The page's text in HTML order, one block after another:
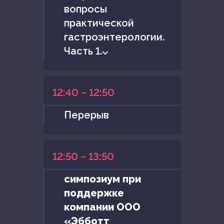
вопросы
практической
гастроэнтерологии.
Часть 1.⌵
12:40 – 12:50
Перерыв
12:50 – 13:50
симпозиум при
поддержке
компании ООО
«Эбботт